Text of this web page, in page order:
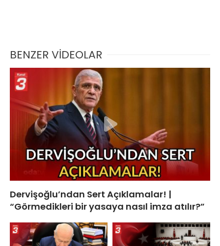
BENZER VİDEOLAR
Dervişoğlu’ndan Sert Açıklamalar! |
“Görmedikleri bir yasaya nasıl imza atılır?”